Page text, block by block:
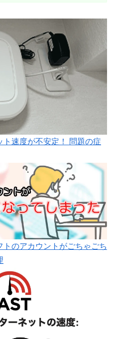
速度が不安定！ 問題の症
のアカウントがごちゃごち